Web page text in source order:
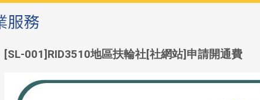
[SL-001]RID3510地區扶輪社[社網站]申請開通費